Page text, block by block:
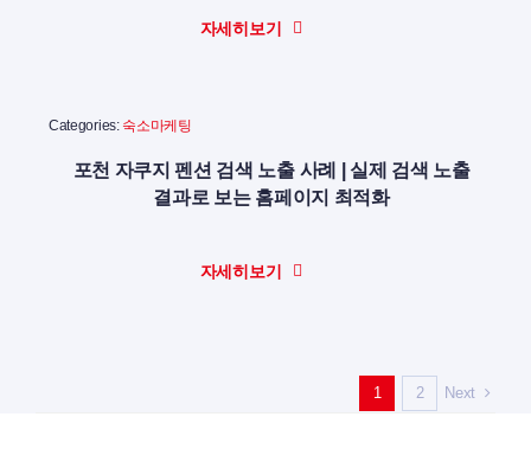
자세히보기
Categories: 숙소마케팅
포천 자쿠지 펜션 검색 노출 사례 | 실제 검색 노출
결과로 보는 홈페이지 최적화
자세히보기
1 2 Next